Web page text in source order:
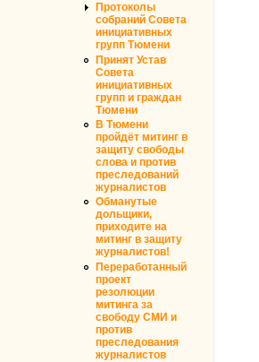
Протоколы
собраний Совета
инициативных
групп Тюмени
Принят Устав
Совета
инициативных
групп и граждан
Тюмени
В Тюмени
пройдёт митинг в
защиту свободы
слова и против
преследований
журналистов
Обманутые
дольщики,
приходите на
митинг в защиту
журналистов!
Переработанный
проект
резолюции
митинга за
свободу СМИ и
против
преследования
журналистов